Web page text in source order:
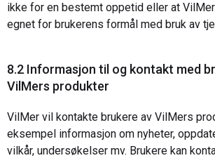
ikke for en bestemt oppetid eller at
egnet for brukerens formål med bruk av
8.2 Informasjon til og kontakt med
VilMers produkter
VilMer vil kontakte brukere av VilMers
eksempel informasjon om nyheter,
vilkår, undersøkelser mv. Brukere kan